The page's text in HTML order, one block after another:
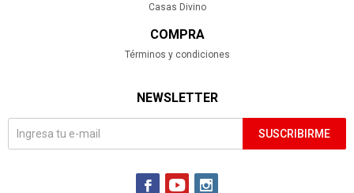
Casas Divino
COMPRA
Términos y condiciones
NEWSLETTER
SUSCRIBIRME
  